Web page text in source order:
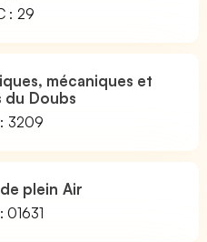
: 29
mécaniques et
du Doubs
3209
plein Air
01631